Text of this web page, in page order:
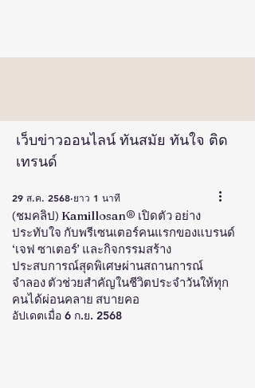
เว็บข่าวออนไลน์ ทันสมัย ทันใจ ติด
เทรนด์
(ชมคลิป) Kamillosan® เปิดตัว อย่าง
ประทับใจ กับพรีเซนเตอร์คนแรกของแบรนด์
‘เจฟ ซาเตอร์’ และกิจกรรมสร้าง
ประสบการณ์สุดพิเศษผ่านสถานการณ์
จำลอง ตัวช่วยสำคัญในชีวิตประจำวันให้ทุก
คนได้ผ่อนคลาย สบายคอ
29 ส.ค. 2568 ยาว 1 นาที
อัปเดตเมื่อ 6 ก.ย. 2568